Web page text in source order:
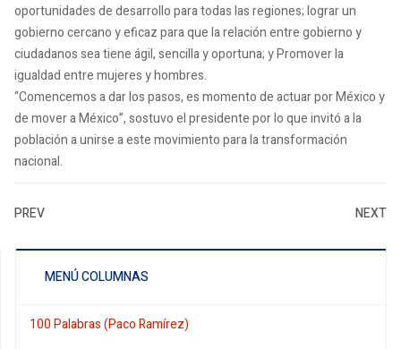
oportunidades de desarrollo para todas las regiones; lograr un
gobierno cercano y eficaz para que la relación entre gobierno y
ciudadanos sea tiene ágil, sencilla y oportuna; y Promover la
igualdad entre mujeres y hombres.
“Comencemos a dar los pasos, es momento de actuar por México y
de mover a México”, sostuvo el presidente por lo que invitó a la
población a unirse a este movimiento para la transformación
nacional.
PREV NEXT
MENÚ COLUMNAS
100 Palabras (Paco Ramírez)